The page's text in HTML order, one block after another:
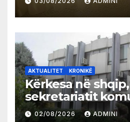
AKTUALITET KRONIKË
Kërkesa në
sekretariatit
në gjuhën
02/08/2026 ADMINI